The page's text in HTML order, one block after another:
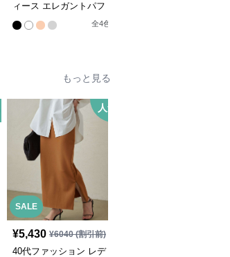
ィース エレガントパフ
スリーブセットアップ
全4色
もっと見る
SALE
人気
¥5,430 ¥6040(割引前)
40代ファッション レデ